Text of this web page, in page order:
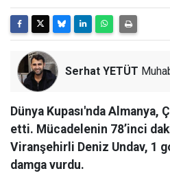
Serhat YETÜT
Dünya Kupası'nda Almanya,
etti. Mücadelenin 78’inci
Viranşehirli Deniz Undav, 1
damga vurdu.